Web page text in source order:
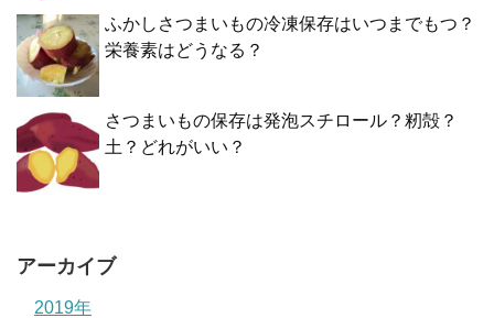
ふかしさつまいもの冷凍保存はいつまでもつ？
栄養素はどうなる？
さつまいもの保存は発泡スチロール？籾殻？
土？どれがいい？
アーカイブ
2019年